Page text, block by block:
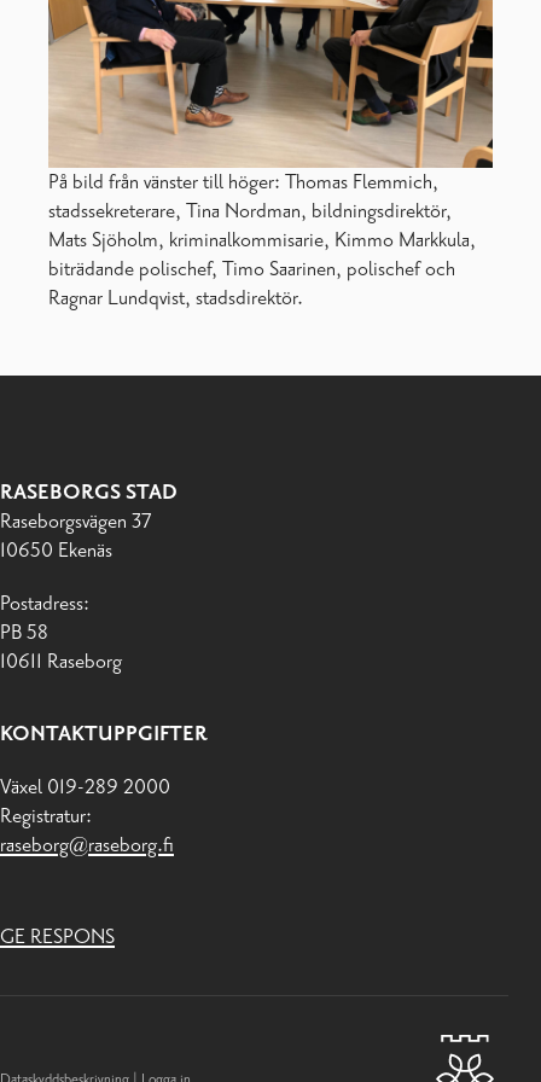
På bild från vänster till höger: Thomas Flemmich,
stadssekreterare, Tina Nordman, bildningsdirektör,
Mats Sjöholm, kriminalkommisarie, Kimmo Markkula,
biträdande polischef, Timo Saarinen, polischef och
Ragnar Lundqvist, stadsdirektör.
RASEBORGS STAD
Raseborgsvägen 37
10650 Ekenäs
Postadress:
PB 58
10611 Raseborg
KONTAKTUPPGIFTER
Växel 019-289 2000
Registratur:
raseborg@raseborg.fi
GE RESPONS